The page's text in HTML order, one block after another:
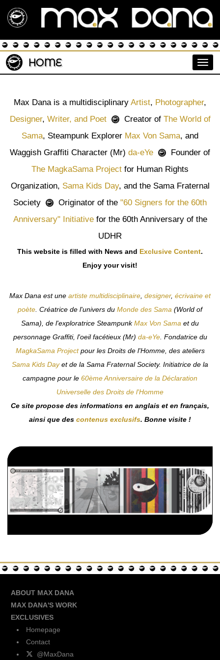
HOME
Max Dana is a multidisciplinary Artist, Photographer,
Designer, Writer, and Poet Creator of The World of
Sama, Steampunk Explorer Max Von Sama, and
Waggish Graffiti Character (Mr) da-eYe
Founder of
The MagkaSama Project for Human Rights
Organization, Sama Kids Day, and the Sama Fraternal
Society
Originator of the "60 Signers for the 60th
Anniversary" Initiativefor the 60th Anniversary of the
UDHR
This website is filled with News and Exclusive Content.
Enjoy your visit!
Max Dana est une artiste multidisciplinaire designer, écrivaine et
poète . Créatrice de l'univers du Monde des Sama (World of
Sama), de l'exploratrice SteampunkMax Von Sama et du
personnage Graffiti, l'oeil facétieux (Mr) da-eYe. Fondatrice du
MagkaSama Projectpour les Droits de l'Homme, des ateliers
Sama Kids Dayet de la Sama Fraternal Society. Initiatrice de la
campagne pour le 60ème Anniversaire de la Déclaration
Universelle des Droits de l'Homme
Ce site propose des informations en anglais et en français,
ainsi que des contenus exclusifs. Bonne visite !
ABOUT MAX DANA
MAX DANA'S WORK
EXCLUSIVES
Homepage
Contact
@MaxDana